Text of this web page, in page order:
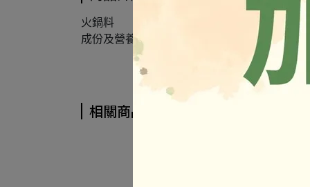
火鍋料
成份及營養標示如圖所示，若與圖片有差異時
相關商品